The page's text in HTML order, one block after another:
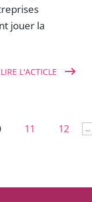
jouer la
LIRE L'ACTICLE
11 12 …